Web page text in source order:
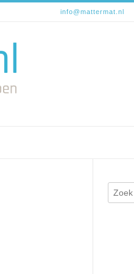
info@mattermat.nl